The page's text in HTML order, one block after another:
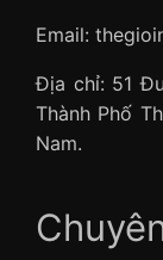
Email:
Địa chỉ: 51
Thành Phố
Nam.